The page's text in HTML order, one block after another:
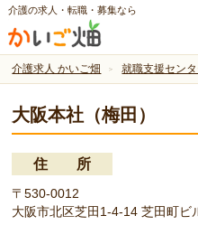
介護の求人・転職・募集なら
介護求人 かいご畑 就職支援セン
大阪本社（梅田）
住 所
〒530-0012
大阪市北区芝田1-4-14 芝田町ビ